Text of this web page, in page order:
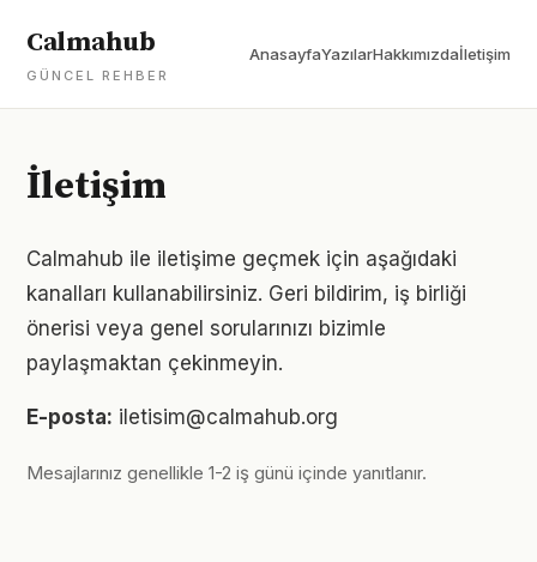
Calmahub
GÜNCEL REHBER
AnasayfaYazılarHakkımızdaİletişim
İletişim
Calmahub ile iletişime geçmek için aşağıdaki
kanalları kullanabilirsiniz. Geri bildirim, iş birliği
önerisi veya genel sorularınızı bizimle
paylaşmaktan çekinmeyin.
E-posta: iletisim@calmahub.org
Mesajlarınız genellikle 1-2 iş günü içinde yanıtlanır.